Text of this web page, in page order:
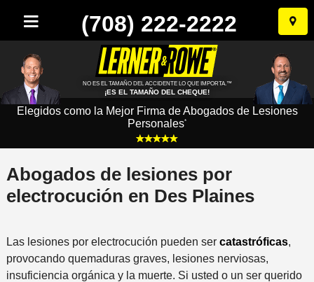
Ir
al
(708) 222-2222
NO ES EL TAMAÑO DEL ACCIDENTE LO QUE IMPORTA.™
¡ES EL TAMAÑO DEL CHEQUE!
Elegidos como la Mejor Firma de Abogados de Lesiones
Personales*
Abogados de lesiones por
electrocución en Des Plaines
Las lesiones por electrocución pueden ser catastróficas,
provocando quemaduras graves, lesiones nerviosas,
insuficiencia orgánica y la muerte. Si usted o un ser querido